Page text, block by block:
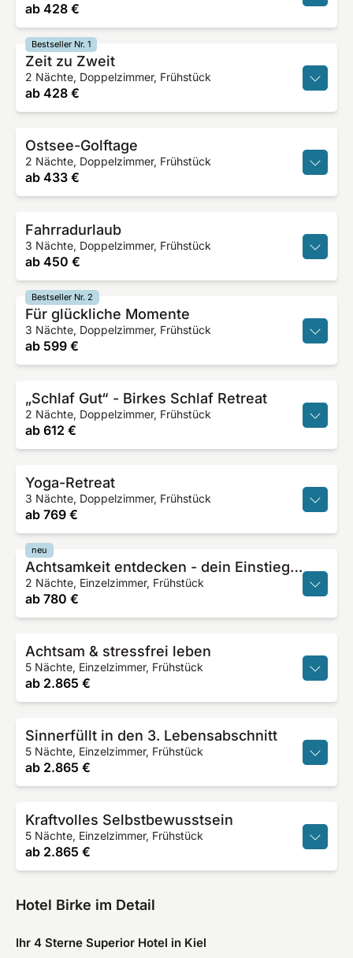
ab 428 €
Zeit zu Zweit
2 Nächte, Doppelzimmer, Frühstück
ab 428 €
Bestseller Nr. 1
Ostsee-Golftage
2 Nächte, Doppelzimmer, Frühstück
ab 433 €
Fahrradurlaub
3 Nächte, Doppelzimmer, Frühstück
ab 450 €
Für glückliche Momente
3 Nächte, Doppelzimmer, Frühstück
ab 599 €
Bestseller Nr. 2
„Schlaf Gut“ - Birkes Schlaf Retreat
2 Nächte, Doppelzimmer, Frühstück
ab 612 €
Yoga-Retreat
3 Nächte, Doppelzimmer, Frühstück
ab 769 €
Achtsamkeit entdecken - dein Einstieg in Meditation und MBSR
2 Nächte, Einzelzimmer, Frühstück
ab 780 €
neu
Achtsam & stressfrei leben
5 Nächte, Einzelzimmer, Frühstück
ab 2.865 €
Sinnerfüllt in den 3. Lebensabschnitt
5 Nächte, Einzelzimmer, Frühstück
ab 2.865 €
Kraftvolles Selbstbewusstsein
5 Nächte, Einzelzimmer, Frühstück
ab 2.865 €
Hotel Birke im Detail
Ihr 4 Sterne Superior Hotel in Kiel